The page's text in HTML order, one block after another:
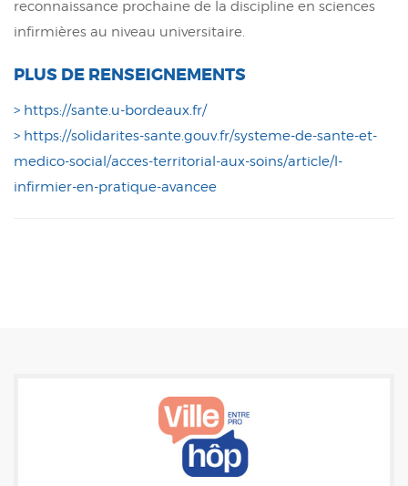
reconnaissance prochaine de la discipline en sciences
infirmières au niveau universitaire.
PLUS DE RENSEIGNEMENTS
> https://sante.u-bordeaux.fr/
> https://solidarites-sante.gouv.fr/systeme-de-sante-et-
medico-social/acces-territorial-aux-soins/article/l-
infirmier-en-pratique-avancee